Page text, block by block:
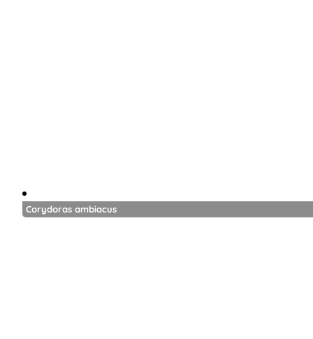
Corydoras ambiacus